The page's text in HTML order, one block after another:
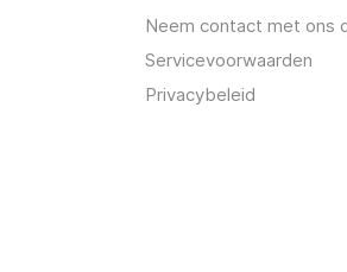
Neem contact met ons
Servicevoorwaarden
Privacybeleid